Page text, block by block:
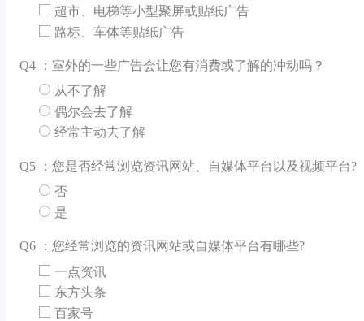
超市、电梯等小型聚屏或贴纸广告
路标、车体等贴纸广告
Q4 ：室外的一些广告会让您有消费或了解的冲动吗？
从不了解
偶尔会去了解
经常主动去了解
Q5 ：您是否经常浏览资讯网站、自媒体平台以及视频平台?
否
是
Q6 ：您经常浏览的资讯网站或自媒体平台有哪些?
一点资讯
东方头条
百家号